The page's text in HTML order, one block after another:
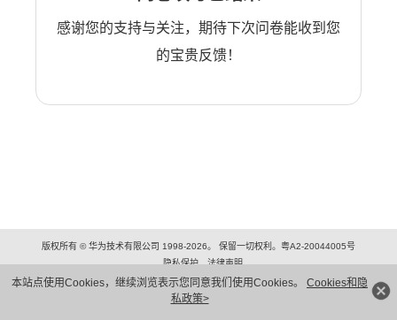
本站点使用Cookies，继续浏览表示您同意我们使用Cookies。 Cookies和隐
私政策>
感谢您的支持与关注，期待下次问卷能收到您
的宝贵反馈！
版权所有 © 华为技术有限公司 1998-2026。 保留一切权利。粤A2-20044005号
隐私保护
法律声明